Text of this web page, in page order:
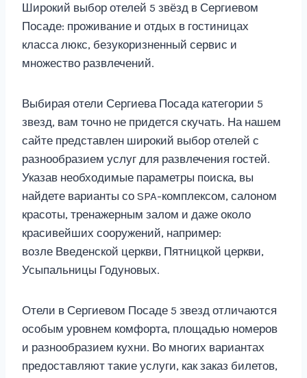
Широкий выбор отелей 5 звёзд в Сергиевом
Посаде: проживание и отдых в гостиницах
класса люкс, безукоризненный сервис и
множество развлечений.
Выбирая отели Сергиева Посада категории 5
звезд, вам точно не придется скучать. На нашем
сайте представлен широкий выбор отелей с
разнообразием услуг для развлечения гостей.
Указав необходимые параметры поиска, вы
найдете варианты со SPA-комплексом, салоном
красоты, тренажерным залом и даже около
красивейших сооружений, например:
возле Введенской церкви, Пятницкой церкви,
Усыпальницы Годуновых.
Отели в Сергиевом Посаде 5 звезд отличаются
особым уровнем комфорта, площадью номеров
и разнообразием кухни. Во многих вариантах
предоставляют такие услуги, как заказ билетов,